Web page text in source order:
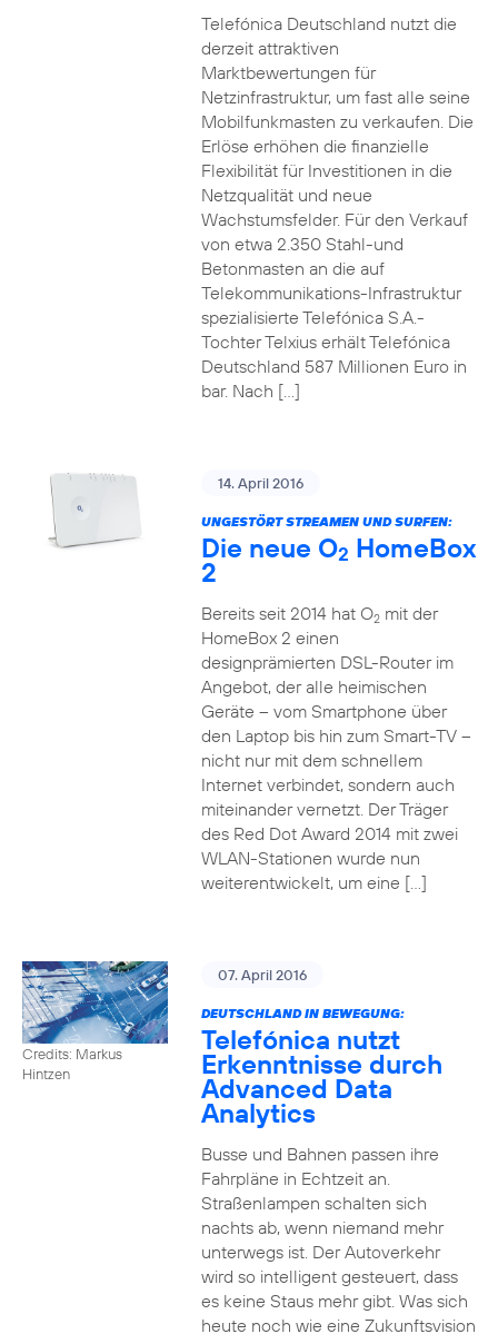
Telefónica Deutschland nutzt die
derzeit attraktiven
Marktbewertungen für
Netzinfrastruktur, um fast alle seine
Mobilfunkmasten zu verkaufen. Die
Erlöse erhöhen die finanzielle
Flexibilität für Investitionen in die
Netzqualität und neue
Wachstumsfelder. Für den Verkauf
von etwa 2.350 Stahl-und
Betonmasten an die auf
Telekommunikations-Infrastruktur
spezialisierte Telefónica S.A.-
Tochter Telxius erhält Telefónica
Deutschland 587 Millionen Euro in
bar. Nach […]
14. April 2016
UNGESTÖRT STREAMEN UND SURFEN:
Die neue O2 HomeBox
2
Bereits seit 2014 hat O2mit der
HomeBox 2 einen
designprämierten DSL-Router im
Angebot, der alle heimischen
Geräte – vom Smartphone über
den Laptop bis hin zum Smart-TV –
nicht nur mit dem schnellem
Internet verbindet, sondern auch
miteinander vernetzt. Der Träger
des Red Dot Award 2014 mit zwei
WLAN-Stationen wurde nun
weiterentwickelt, um eine […]
Credits: Markus
Hintzen
07. April 2016
DEUTSCHLAND IN BEWEGUNG:
Telefónica nutzt
Erkenntnisse durch
Advanced Data
Analytics
Busse und Bahnen passen ihre
Fahrpläne in Echtzeit an.
Straßenlampen schalten sich
nachts ab, wenn niemand mehr
unterwegs ist. Der Autoverkehr
wird so intelligent gesteuert, dass
es keine Staus mehr gibt. Was sich
heute noch wie eine Zukunftsvision